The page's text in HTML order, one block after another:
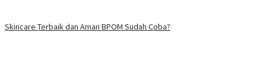
Skincare Terbaik dan Aman BPOM Sudah Coba?